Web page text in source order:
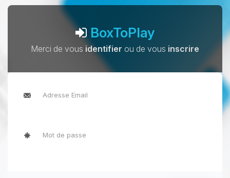
BoxToPlay
Merci de vous identifier ou de vous inscrire